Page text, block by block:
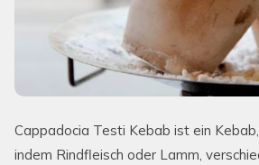
Cappadocia Testi Kebab ist ein
indem Rindfleisch oder Lamm,